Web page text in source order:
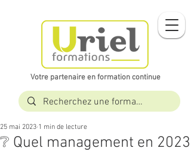
Votre partenaire en formation continue​​
❔ Quel management en 2023
25 mai 2023 1 min de lecture